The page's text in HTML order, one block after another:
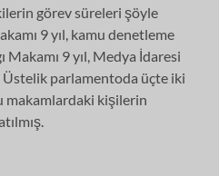
görev süreleri şöyle
9 yıl, kamu denetleme
Makamı 9 yıl, Medya İdaresi
Üstelik parlamentoda üçte iki
makamlardaki kişilerin